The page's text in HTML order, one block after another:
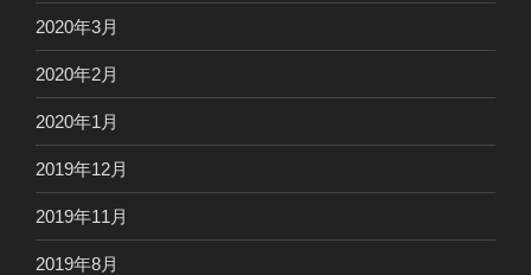
2020年3月
2020年2月
2020年1月
2019年12月
2019年11月
2019年8月